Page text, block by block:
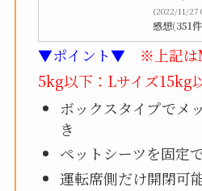
(2022/11/27
感想(351
▼ポイント▼ ※上記は
5kg以下： Lサイズ15kg
ボックスタイプでメ
き
ペットシーツを固定
運転席側だけ開閉可